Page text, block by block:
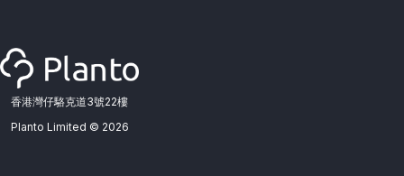
香港灣仔駱克道3號22樓
Planto Limited © 2026